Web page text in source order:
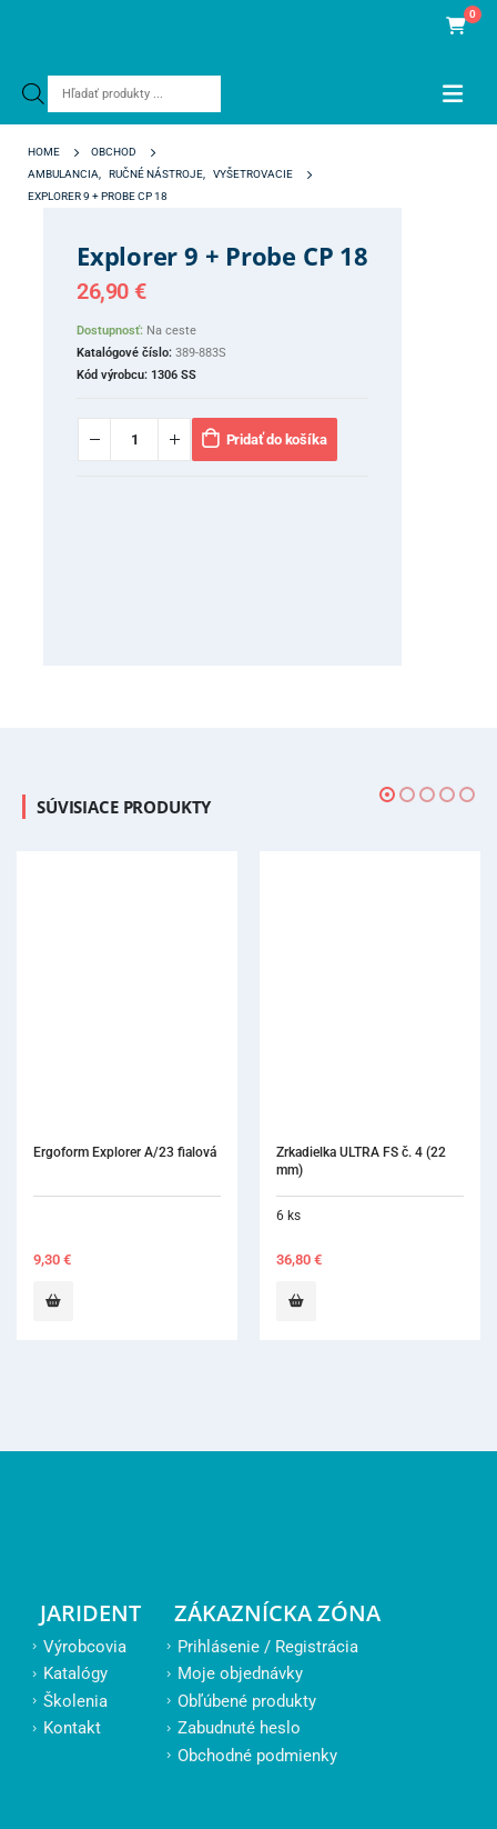
Products
0
HOME
OBCHOD
AMBULANCIA
RUČNÉ NÁSTROJE
VYŠETROVACIE
EXPLORER 9 + PROBE CP 18
Explorer 9 + Probe CP 18
26,90 €
Dostupnosť: Na ceste
Katalógové číslo: 389-883S
Kód výrobcu: 1306 SS
Pridať do košíka
SÚVISIACE PRODUKTY
Ergoform Explorer A/23 fialová
9,30 €
Zrkadielka ULTRA FS č. 4 (22
mm)
6 ks
36,80 €
JARIDENT
Výrobcovia
Katalógy
Školenia
Kontakt
ZÁKAZNÍCKA ZÓNA
Prihlásenie / Registrácia
Moje objednávky
Obľúbené produkty
Zabudnuté heslo
Obchodné podmienky